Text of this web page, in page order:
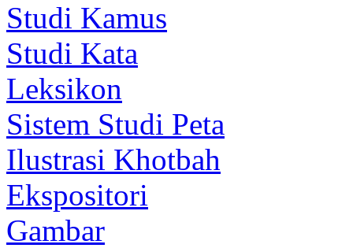
Studi Kamus
Studi Kata
Leksikon
Sistem Studi Peta
Ilustrasi Khotbah
Ekspositori
Gambar